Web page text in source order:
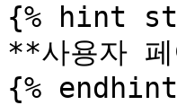
{% hint
**사용자
{%